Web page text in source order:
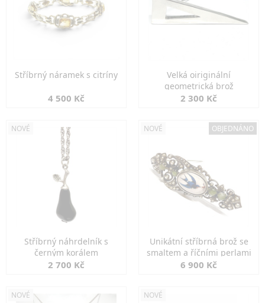
Stříbrný náramek s citríny
4 500 Kč
Velká oiriginální
geometrická brož
2 300 Kč
NOVÉ
Stříbrný náhrdelník s
černým korálem
2 700 Kč
NOVÉ OBJEDNÁNO
Unikátní stříbrná brož se
smaltem a říčními perlami
6 900 Kč
NOVÉ NOVÉ